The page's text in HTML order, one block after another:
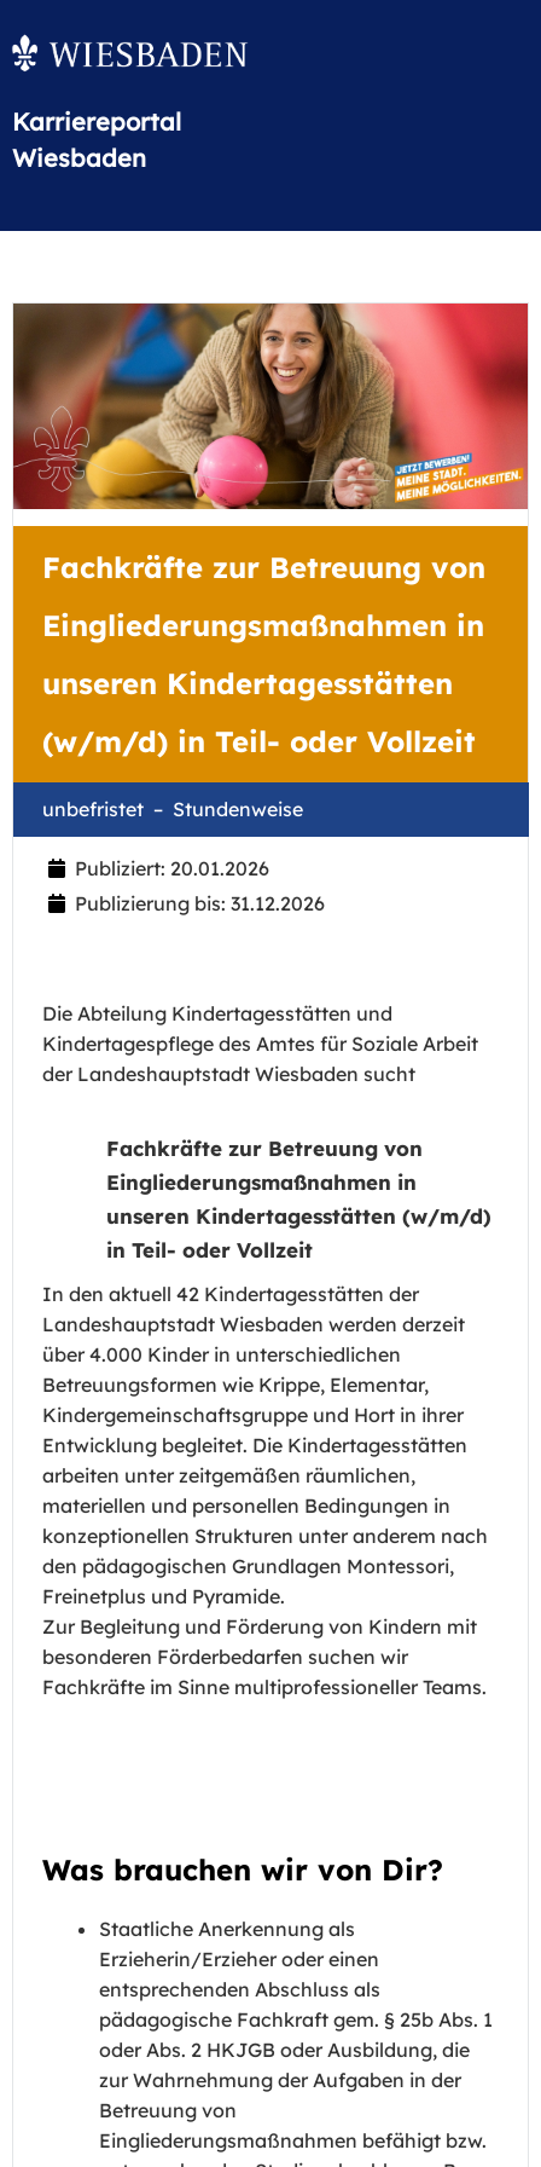
Karriereportal
Wiesbaden
Fachkräfte zur Betreuung von
Eingliederungsmaßnahmen in
unseren Kindertagesstätten
(w/m/d) in Teil- oder Vollzeit
unbefristet Stundenweise
Publiziert: 20.01.2026
Publizierung bis: 31.12.2026
Die Abteilung Kindertagesstätten und
Kindertagespflege des Amtes für Soziale Arbeit
der Landeshauptstadt Wiesbaden sucht
Fachkräfte zur Betreuung von
Eingliederungsmaßnahmen in
unseren Kindertagesstätten (w/m/d)
in Teil- oder Vollzeit
In den aktuell 42 Kindertagesstätten der
Landeshauptstadt Wiesbaden werden derzeit
über 4.000 Kinder in unterschiedlichen
Betreuungsformen wie Krippe, Elementar,
Kindergemeinschaftsgruppe und Hort in ihrer
Entwicklung begleitet. Die Kindertagesstätten
arbeiten unter zeitgemäßen räumlichen,
materiellen und personellen Bedingungen in
konzeptionellen Strukturen unter anderem nach
den pädagogischen Grundlagen Montessori,
Freinetplus und Pyramide.
Zur Begleitung und Förderung von Kindern mit
besonderen Förderbedarfen suchen wir
Fachkräfte im Sinne multiprofessioneller Teams.
Was brauchen wir von Dir?
Staatliche Anerkennung als
Erzieherin/Erzieher oder einen
entsprechenden Abschluss als
pädagogische Fachkraft gem. § 25b Abs. 1
oder Abs. 2 HKJGB oder Ausbildung, die
zur Wahrnehmung der Aufgaben in der
Betreuung von
Eingliederungsmaßnahmen befähigt bzw.